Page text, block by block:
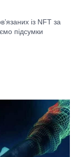
із NFT за
підсумки